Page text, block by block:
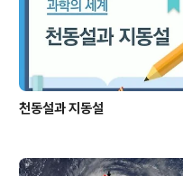
천동설과 지동설